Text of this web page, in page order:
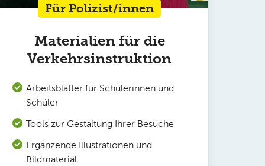
Für Polizist/innen
Materialien für die
Verkehrsinstruktion
Arbeitsblätter für Schülerinnen und
Schüler
Tools zur Gestaltung Ihrer Besuche
Ergänzende Illustrationen und
Bildmaterial